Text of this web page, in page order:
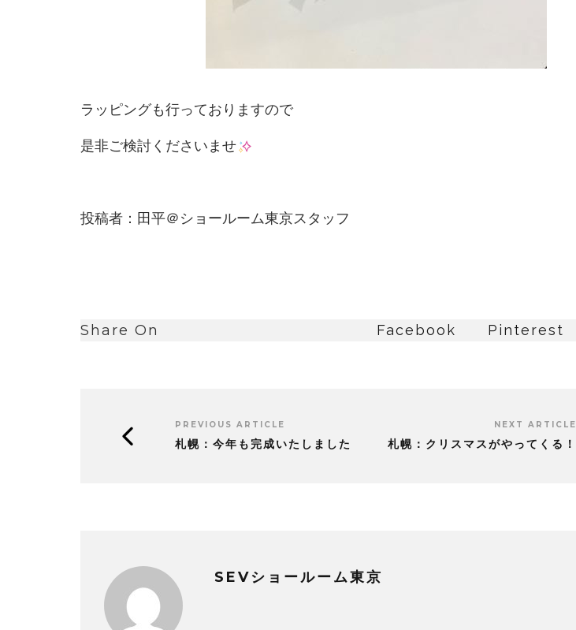
ラッピングも行っておりますので
是非ご検討くださいませ
投稿者：田平＠ショールーム東京スタッフ
Share On Facebook Pinterest
PREVIOUS ARTICLE
札幌：今年も完成いたしました
NEXT ARTICLE
札幌：クリスマスがやってくる！
SEVショールーム東京